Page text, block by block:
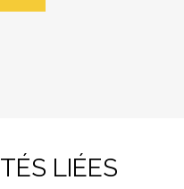
LIÉES